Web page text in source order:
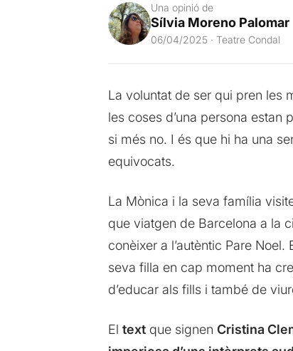
Una opinió de
Sílvia Moreno Palomar
06/04/2025 · Teatre Condal
La voluntat de ser qui pren les
les coses d’una persona
si més no. I és que hi ha una
equivocats.
La Mònica i la seva família
que viatgen de Barcelona a la
conèixer a l’autèntic Pare
seva filla en cap moment ha
d’educar als fills i també de
El textque signen Cristina